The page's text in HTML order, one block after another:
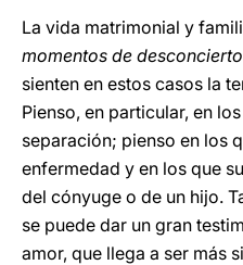
La vida matrimonial y
momentos de desconcierto
sienten en estos casos la
Pienso, en particular, en
separación; pienso en los
enfermedad y en los que
del cónyuge o de un hijo.
se puede dar un gran
amor, que llega a ser más